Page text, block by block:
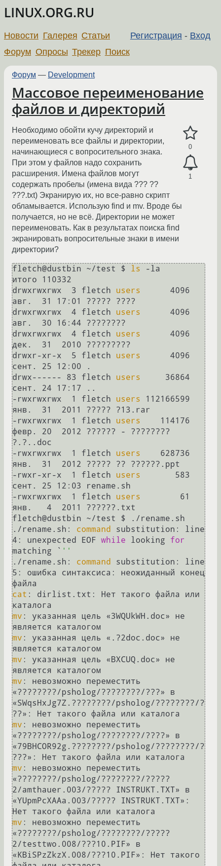
LINUX.ORG.RU
Регистрация - Вход
Новости Галерея Статьи
Форум Опросы Трекер Поиск
Форум — Development
Массовое переименование
файлов и директорий
0
1
Необходимо обойти кучу директорий и
переименовать все файлы и директории,
начинающиеся с вопросительного знака.
При этом у файлов надо сохранить
расширения. Имена файлов могут
содержать пробелы (имена вида ??? ??
???.txt) Экранирую их, но все-равно скрипт
обламывается. Использую find и mv. Вроде бы
получается, но не всё. Директории не может
переименовать. Как в результатах поиска find
экранировать вопросительные знаки в имени
директории?
fletch@dustbin ~/test $ ls
-la
итого 110332
drwxrwxrwx  3 fletch users
      4096
авг.  31 17:01 ????? ????
drwxrwxrwx  4 fletch users
      4096
авг.  30 16:44 ????????
drwxrwxrwx  4 fletch users
      4096
дек.  31  2010 ?????????
drwxr-xr-x  5 fletch users
      4096
сент. 25 12:00 .
drwx------ 83 fletch users
     36864
сент. 24 17:17 ..
-rwxrwxrwx  1 fletch users
112166599
янв.  31  2011 ????? ?13.rar
-rwxrwxrwx  1 fletch users
    114176
февр. 20  2012 ?????? - ????????
?.?..doc
-rwxrwxrwx  1 fletch users
    628736
янв.  31  2012 ????? ?? ??????.ppt
-rwxr-xr-x  1 fletch users
       583
сент. 25 12:03 rename.sh
-rwxrwxrwx  1 fletch users
        61
янв.   4  2011 ??????.txt
fletch@dustbin ~/test $ ./rename.sh
./rename.sh: command
substitution: line
4: unexpected EOF while looking for
matching ` ''
./rename.sh: command
substitution: line
5: ошибка синтаксиса: неожиданный конец
cat : dirlist.txt: Нет такого файла или
mv : указанная цель «3WQUkWH.doc» не
mv : указанная цель «.?2doc.doc» не
mv : указанная цель «BXCUQ.doc» не
mv : невозможно переместить
«????????/psholog/????????/???» в
«SWqsHxJg7Z.????????/psholog/????????/?
mv : невозможно переместить
«????????/psholog/????????/????» в
«79BHCOR92g.????????/psholog/????????/?
mv : невозможно переместить
«????????/psholog/????????/?????
2/amthauer.003/????? INSTRUKT.TXT» в
«YUpmPcXAAa.003/????? INSTRUKT.TXT»:
mv : невозможно переместить
«????????/psholog/????????/?????
2/testtwo.008/???10.PIF» в
«KBiSPzZkzX.008/???10.PIF»: Нет такого